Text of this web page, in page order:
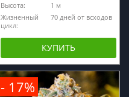
Высота:
1 м
Жизненный
цикл:
70 дней от всходов
КУПИТЬ
- 17%